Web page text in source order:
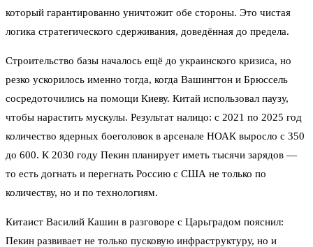
который гарантированно уничтожит обе стороны. Это чистая
логика стратегического сдерживания, доведённая до предела.
Строительство базы началось ещё до украинского кризиса, но
резко ускорилось именно тогда, когда Вашингтон и Брюссель
сосредоточились на помощи Киеву. Китай использовал паузу,
чтобы нарастить мускулы. Результат налицо: с 2021 по 2025 год
количество ядерных боеголовок в арсенале НОАК выросло с 350
до 600. К 2030 году Пекин планирует иметь тысячи зарядов —
то есть догнать и перегнать Россию с США не только по
количеству, но и по технологиям.
Китаист Василий Кашин в разговоре с Царьградом пояснил:
Пекин развивает не только пусковую инфраструктуру, но и